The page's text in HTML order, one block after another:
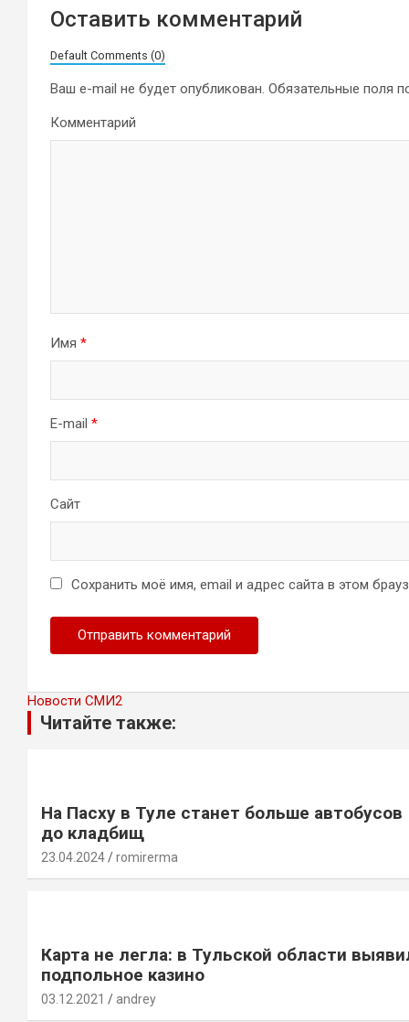
Оставить комментарий
Default Comments (0)
Ваш e-mail не будет опубликован. Обязательные поля
Комментарий
Имя *
E-mail *
Сайт
Сохранить моё имя, email и адрес сайта в этом
Новости СМИ2
Читайте также:
На Пасху в Туле станет больше автобусов
до кладбищ
23.04.2024 romirerma
Карта не легла: в Тульской области
подпольное казино
03.12.2021 andrey